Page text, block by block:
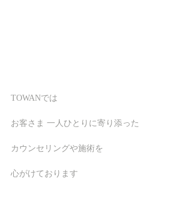
TOWANでは
お客さま 一人ひとりに寄り添った
カウンセリングや施術を
心がけております